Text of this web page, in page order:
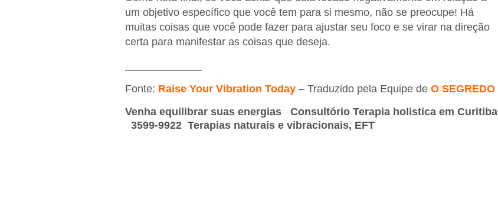
um objetivo específico que você tem para si mesmo, não se preocupe! Há
muitas coisas que você pode fazer para ajustar seu foco e se virar na direção
certa para manifestar as coisas que deseja.
Fonte: Raise Your Vibration Today – Traduzido pela Equipe de O SEGREDO
Venha equilibrar suas energias Consultório Terapia holistica em Curitiba
3599-9922 Terapias naturais e vibracionais, EFT